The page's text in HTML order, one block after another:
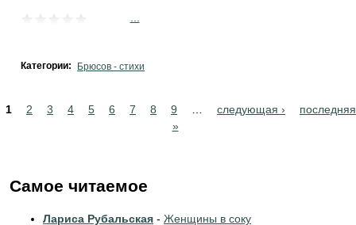
Категории: Брюсов - стихи
Pages
1 2 3 4 5 6 7 8 9 следующая ›
последняя
»
Самое читаемое
Лариса Рубальская - Женщины в соку